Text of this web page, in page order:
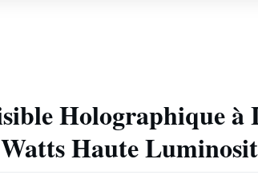
Holographique à
Haute